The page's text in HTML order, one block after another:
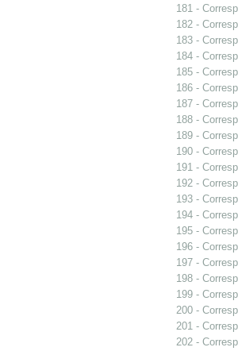
181 -
182 -
183 -
184 -
185 -
186 -
187 -
188 -
189 -
190 -
191 -
192 -
193 -
194 -
195 -
196 -
197 -
198 -
199 -
200 -
201 -
202 -